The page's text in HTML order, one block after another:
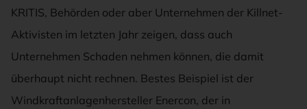
KRITIS, Behörden oder aber Unternehmen der Killnet-
Aktivisten im letzten Jahr zeigen, dass auch
Unternehmen Schaden nehmen können, die damit
überhaupt nicht rechnen. Bestes Beispiel ist der
Windkraftanlagenhersteller Enercon, der in